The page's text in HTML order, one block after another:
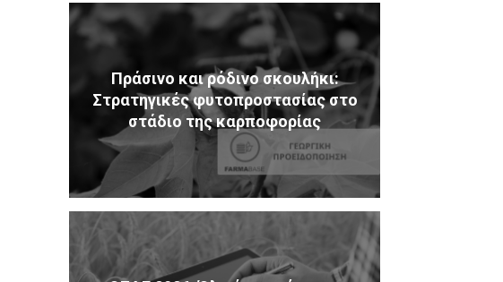
Πράσινο και ρόδινο σκουλήκι:
Στρατηγικές φυτοπροστασίας στο
στάδιο της καρποφορίας